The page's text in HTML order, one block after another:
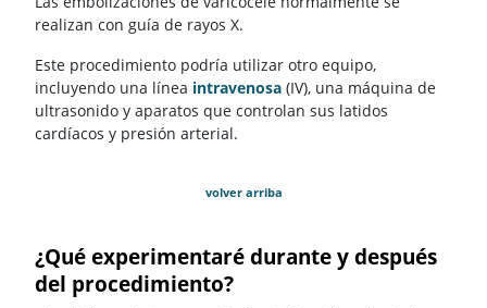
realizan con guía de rayos X.
Este procedimiento podría utilizar otro equipo,
incluyendo una línea intravenosa (IV), una máquina de
ultrasonido y aparatos que controlan sus latidos
cardíacos y presión arterial.
volver arriba
¿Qué experimentaré durante y después
del procedimiento?